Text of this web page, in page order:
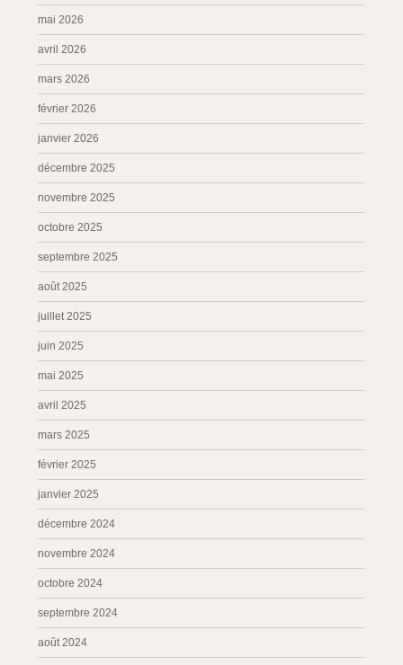
mai 2026
avril 2026
mars 2026
février 2026
janvier 2026
décembre 2025
novembre 2025
octobre 2025
septembre 2025
août 2025
juillet 2025
juin 2025
mai 2025
avril 2025
mars 2025
février 2025
janvier 2025
décembre 2024
novembre 2024
octobre 2024
septembre 2024
août 2024